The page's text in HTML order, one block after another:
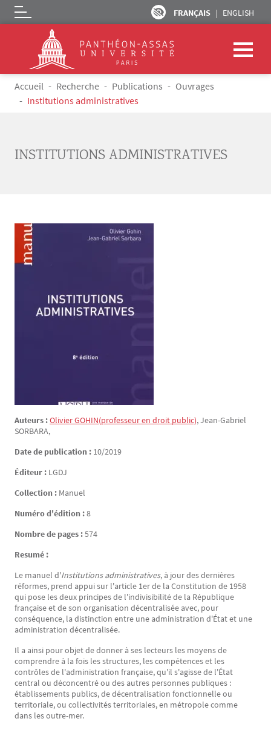
Aller au contenu principal
FRANÇAIS ENGLISH
Logo
Fil d'Ariane
Accueil Recherche Publications
Ouvrages
Institutions administratives
INSTITUTIONS ADMINISTRATIVES
Auteurs :OlivierGOHIN(professeur en droit public), Jean-Gabriel
SORBARA,
Date de publication : 10/2019
Éditeur : LGDJ
Collection : Manuel
Numéro d'édition :8
Nombre de pages :574
Resumé :
Le manuel d'Institutions administratives, à jour des dernières
réformes, prend appui sur l'article 1er de la Constitution de 1958
qui pose les deux principes de l'indivisibilité de la République
française et de son organisation décentralisée avec, pour
conséquence, la distinction entre une administration d'État et une
administration décentralisée.
Il a ainsi pour objet de donner à ses lecteurs les moyens de
comprendre à la fois les structures, les compétences et les
contrôles de l'administration française, qu'il s'agisse de l'État
central ou déconcentré ou des autres personnes publiques :
établissements publics, de décentralisation fonctionnelle ou
territoriale, ou collectivités territoriales, en métropole comme
dans les outre-mer.